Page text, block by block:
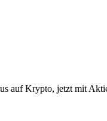
auf Krypto, jetzt mit